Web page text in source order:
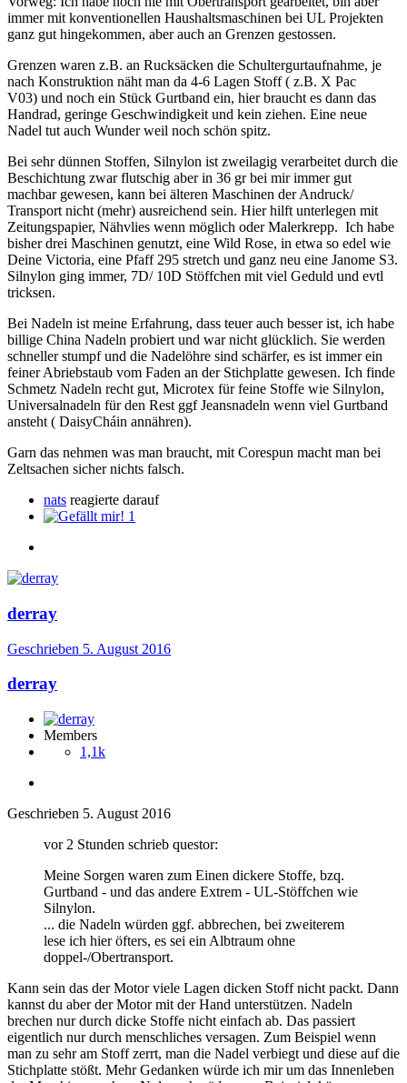
immer mit konventionellen Haushaltsmaschinen bei UL Projekten
ganz gut hingekommen, aber auch an Grenzen gestossen.
Grenzen waren z.B. an Rucksäcken die Schultergurtaufnahme, je
nach Konstruktion näht man da 4-6 Lagen Stoff ( z.B. X Pac
V03) und noch ein Stück Gurtband ein, hier braucht es dann das
Handrad, geringe Geschwindigkeit und kein ziehen. Eine neue
Nadel tut auch Wunder weil noch schön spitz.
Bei sehr dünnen Stoffen, Silnylon ist zweilagig verarbeitet durch die
Beschichtung zwar flutschig aber in 36 gr bei mir immer gut
machbar gewesen, kann bei älteren Maschinen der Andruck/
Transport nicht (mehr) ausreichend sein. Hier hilft unterlegen mit
Zeitungspapier, Nähvlies wenn möglich oder Malerkrepp. Ich habe
bisher drei Maschinen genutzt, eine Wild Rose, in etwa so edel wie
Deine Victoria, eine Pfaff 295 stretch und ganz neu eine Janome S3.
Silnylon ging immer, 7D/ 10D Stöffchen mit viel Geduld und evtl
tricksen.
Bei Nadeln ist meine Erfahrung, dass teuer auch besser ist, ich habe
billige China Nadeln probiert und war nicht glücklich. Sie werden
schneller stumpf und die Nadelöhre sind schärfer, es ist immer ein
feiner Abriebstaub vom Faden an der Stichplatte gewesen. Ich finde
Schmetz Nadeln recht gut, Microtex für feine Stoffe wie Silnylon,
Universalnadeln für den Rest ggf Jeansnadeln wenn viel Gurtband
ansteht ( DaisyCháin annähren).
Garn das nehmen was man braucht, mit Corespun macht man bei
Zeltsachen sicher nichts falsch.
nats reagierte darauf
1
derray
Geschrieben 5. August 2016
derray
Members
1,1k
Geschrieben 5. August 2016
vor 2 Stunden schrieb questor:
Meine Sorgen waren zum Einen dickere Stoffe, bzq.
Gurtband - und das andere Extrem - UL-Stöffchen wie
Silnylon.
... die Nadeln würden ggf. abbrechen, bei zweiterem
lese ich hier öfters, es sei ein Albtraum ohne
doppel-/Obertransport.
Kann sein das der Motor viele Lagen dicken Stoff nicht packt. Dann
kannst du aber der Motor mit der Hand unterstützen. Nadeln
brechen nur durch dicke Stoffe nicht einfach ab. Das passiert
eigentlich nur durch menschliches versagen. Zum Beispiel wenn
man zu sehr am Stoff zerrt, man die Nadel verbiegt und diese auf die
Stichplatte stößt. Mehr Gedanken würde ich mir um das Innenleben